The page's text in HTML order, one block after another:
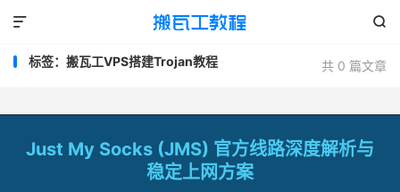


共 0 篇文章
标签：搬瓦工VPS搭建Trojan教程
Just My Socks (JMS) 官方线路深度解析与
稳定上网方案